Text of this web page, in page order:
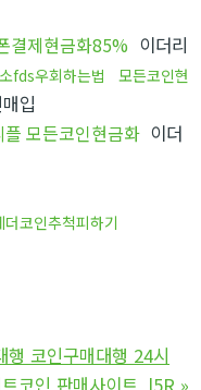
결제현금화85% 이더리
fds우회하는법
모든코인현
입
플 모든코인현금화 이더
더코인추척피하기
코인구매대행 24시
코인 판매사이트_l5R »